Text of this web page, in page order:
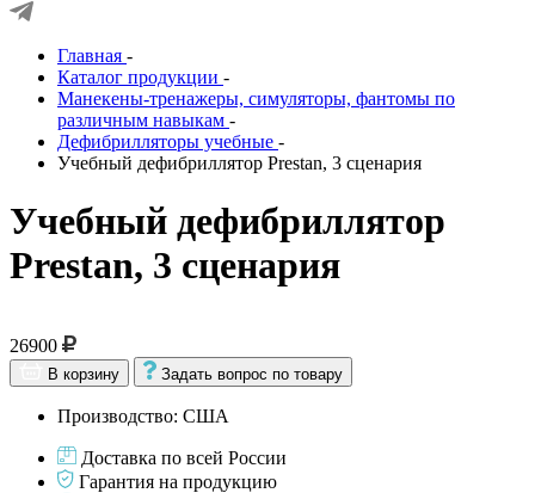
Главная -
Каталог продукции -
Манекены-тренажеры, симуляторы, фантомы по
различным навыкам -
Дефибрилляторы учебные -
Учебный дефибриллятор Prestan, 3 сценария
Учебный дефибриллятор
Prestan, 3 сценария
26900
В корзину Задать вопрос по товару
Производство: США
Доставка по всей России
Гарантия на продукцию